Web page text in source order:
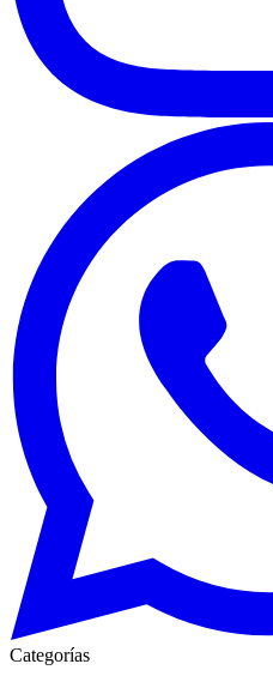
Categorías